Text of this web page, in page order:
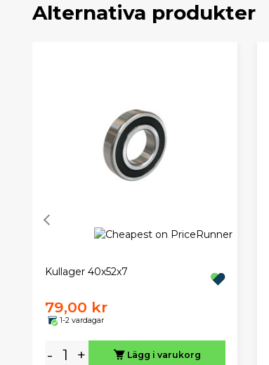
Alternativa produkter
Kullager 40x52x7
79,00 kr
1-2 vardagar
- + Lägg i varukorg